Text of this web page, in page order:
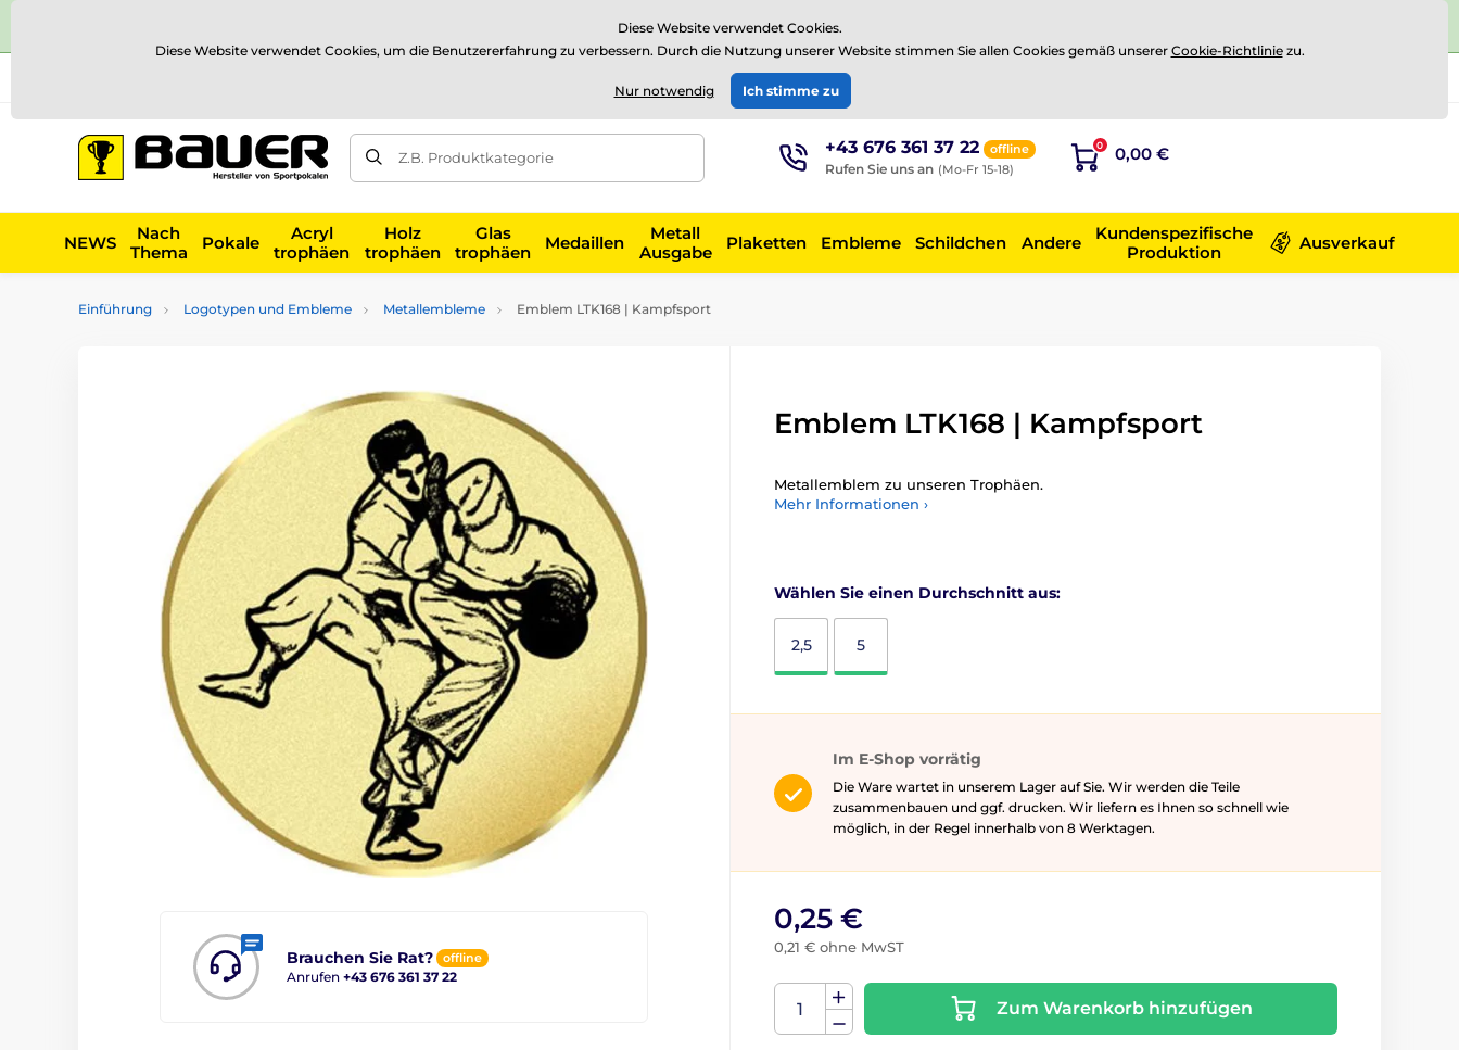
⭐Siehe 504 verifizierte Bewertungen aufTrustpilot
EUR
Z.B. Produktkategorie +43 676 361 37 22 offline
Rufen Sie uns an (Mo-Fr 15-18)
0 0,00 €
NEWS
Nach
Thema
Pokale
Acryl
trophäen
Holz
trophäen
Glas
trophäen
Medaillen
Metall
Ausgabe
Plaketten Embleme Schildchen Andere
Kundenspezifische
Produktion
Ausverkauf
Einführung Logotypen und Embleme Metallembleme Emblem LTK168 | Kampfsport
Brauchen Sie Rat? offline
Anrufen +43 676 361 37 22
Emblem LTK168 | Kampfsport
Metallemblem zu unseren Trophäen.
Mehr Informationen ›
Wählen Sie einen Durchschnitt aus:
2,5 5
Im E-Shop vorrätig
Die Ware wartet in unserem Lager auf Sie. Wir werden die Teile
zusammenbauen und ggf. drucken. Wir liefern es Ihnen so schnell wie
möglich, in der Regel innerhalb von 8 Werktagen.
0,25 €
0,21 € ohne MwST
Zum Warenkorb hinzufügen
Diese Website verwendet Cookies.
Diese Website verwendet Cookies, um die Benutzererfahrung zu verbessern. Durch die Nutzung unserer Website stimmen Sie allen Cookies gemäß unserer Cookie-Richtliniezu.
Nur notwendig Ich stimme zu